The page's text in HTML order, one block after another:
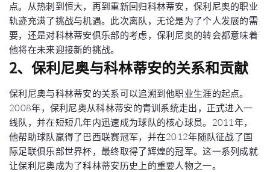
点。从热刺到恒大，再到重新回归科林蒂安，保利尼奥的职业
轨迹充满了挑战与机遇。此次离队，无论是为了个人发展的需
要，还是对科林蒂安俱乐部的考虑，保利尼奥的转会都意味着
他将在未来迎接新的挑战。
2、保利尼奥与科林蒂安的关系和贡献
保利尼奥与科林蒂安的关系可以追溯到他职业生涯的起点。
2008年，保利尼奥从科林蒂安的青训系统走出，正式进入一
线队，并在短短几年内迅速成为球队的核心球员。2011年，
他帮助球队赢得了巴西联赛冠军，并在2012年随队征战了国
际足联俱乐部世界杯，最终取得了辉煌的冠军。这一系列成就
让保利尼奥成为了科林蒂安历史上的重要人物之一。